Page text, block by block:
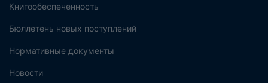
Книгообеспеченность
Бюллетень новых поступлений
Нормативные документы
Новости